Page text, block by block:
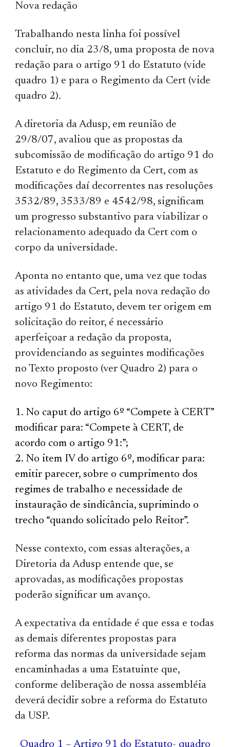
Nova redação
Trabalhando nesta linha foi possível
concluir, no dia 23/8, uma proposta de nova
redação para o artigo 91 do Estatuto (vide
quadro 1) e para o Regimento da Cert (vide
quadro 2).
A diretoria da Adusp, em reunião de
29/8/07, avaliou que as propostas da
subcomissão de modificação do artigo 91 do
Estatuto e do Regimento da Cert, com as
modificações daí decorrentes nas resoluções
3532/89, 3533/89 e 4542/98, significam
um progresso substantivo para viabilizar o
relacionamento adequado da Cert com o
corpo da universidade.
Aponta no entanto que, uma vez que todas
as atividades da Cert, pela nova redação do
artigo 91 do Estatuto, devem ter origem em
solicitação do reitor, é necessário
aperfeiçoar a redação da proposta,
providenciando as seguintes modificações
no Texto proposto (ver Quadro 2) para o
novo Regimento:
No caput do artigo 6º “Compete à CERT”
modificar para: “Compete à CERT, de
acordo com o artigo 91:”;
No item IV do artigo 6º, modificar para:
emitir parecer, sobre o cumprimento dos
regimes de trabalho e necessidade de
instauração de sindicância, suprimindo o
trecho “quando solicitado pelo Reitor”.
Nesse contexto, com essas alterações, a
Diretoria da Adusp entende que, se
aprovadas, as modificações propostas
poderão significar um avanço.
A expectativa da entidade é que essa e todas
as demais diferentes propostas para
reforma das normas da universidade sejam
encaminhadas a uma Estatuinte que,
conforme deliberação de nossa assembléia
deverá decidir sobre a reforma do Estatuto
da USP.
Quadro 1 – Artigo 91 do Estatuto- quadro